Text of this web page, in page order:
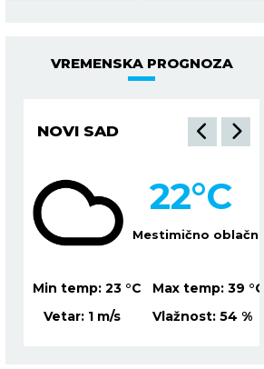
VREMENSKA PROGNOZA
oblačno
°C
39 °C
%
NIŠ
Vedro nebo
21°C
Min temp: 21 °C Max temp:
Vetar:
m/s Vlažnost: